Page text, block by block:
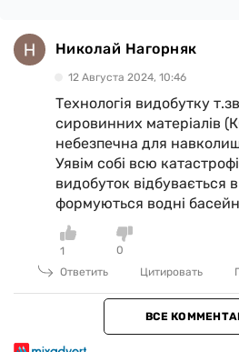
Николай Нагорняк
12 Августа 2024, 10:46
Технологія видобутку
сировинних матеріалів
небезпечна для
Уявім собі всю
видобуток відбувається
формуються водні
1
0
Ответить
Цитировать
ВСЕ